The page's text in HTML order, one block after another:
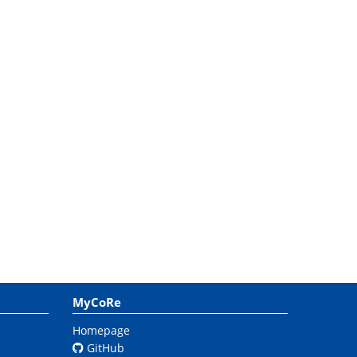
MyCoRe
Homepage
GitHub